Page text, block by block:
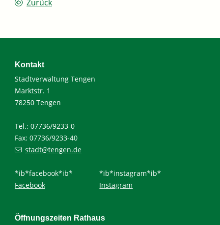
Zurück
Kontakt
Stadtverwaltung Tengen
Marktstr. 1
78250 Tengen
Tel.: 07736/9233-0
Fax: 07736/9233-40
stadt@tengen.de
*ib*facebook*ib*
Facebook
*ib*instagram*ib*
Instagram
Öffnungszeiten Rathaus